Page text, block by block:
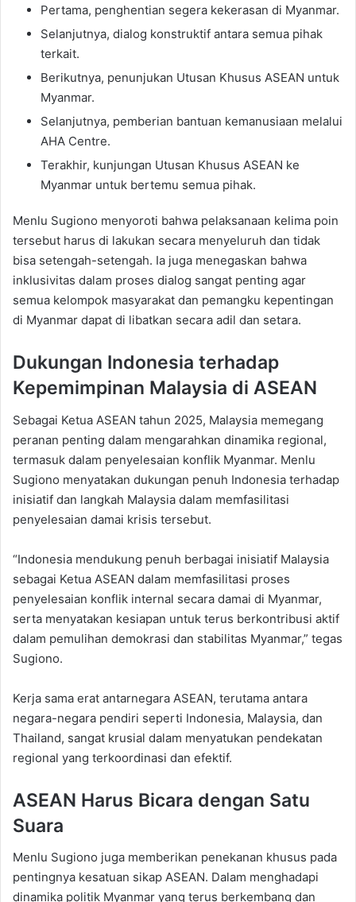
Pertama, penghentian segera kekerasan di Myanmar.
Selanjutnya, dialog konstruktif antara semua pihak
terkait.
Berikutnya, penunjukan Utusan Khusus ASEAN untuk
Myanmar.
Selanjutnya, pemberian bantuan kemanusiaan melalui
AHA Centre.
Terakhir, kunjungan Utusan Khusus ASEAN ke
Myanmar untuk bertemu semua pihak.
Menlu Sugiono menyoroti bahwa pelaksanaan kelima poin
tersebut harus di lakukan secara menyeluruh dan tidak
bisa setengah-setengah. Ia juga menegaskan bahwa
inklusivitas dalam proses dialog sangat penting agar
semua kelompok masyarakat dan pemangku kepentingan
di Myanmar dapat di libatkan secara adil dan setara.
Dukungan Indonesia terhadap
Kepemimpinan Malaysia di ASEAN
Sebagai Ketua ASEAN tahun 2025, Malaysia memegang
peranan penting dalam mengarahkan dinamika regional,
termasuk dalam penyelesaian konflik Myanmar. Menlu
Sugiono menyatakan dukungan penuh Indonesia terhadap
inisiatif dan langkah Malaysia dalam memfasilitasi
penyelesaian damai krisis tersebut.
“Indonesia mendukung penuh berbagai inisiatif Malaysia
sebagai Ketua ASEAN dalam memfasilitasi proses
penyelesaian konflik internal secara damai di Myanmar,
serta menyatakan kesiapan untuk terus berkontribusi aktif
dalam pemulihan demokrasi dan stabilitas Myanmar,” tegas
Sugiono.
Kerja sama erat antarnegara ASEAN, terutama antara
negara-negara pendiri seperti Indonesia, Malaysia, dan
Thailand, sangat krusial dalam menyatukan pendekatan
regional yang terkoordinasi dan efektif.
ASEAN Harus Bicara dengan Satu
Suara
Menlu Sugiono juga memberikan penekanan khusus pada
pentingnya kesatuan sikap ASEAN. Dalam menghadapi
dinamika politik Myanmar yang terus berkembang dan